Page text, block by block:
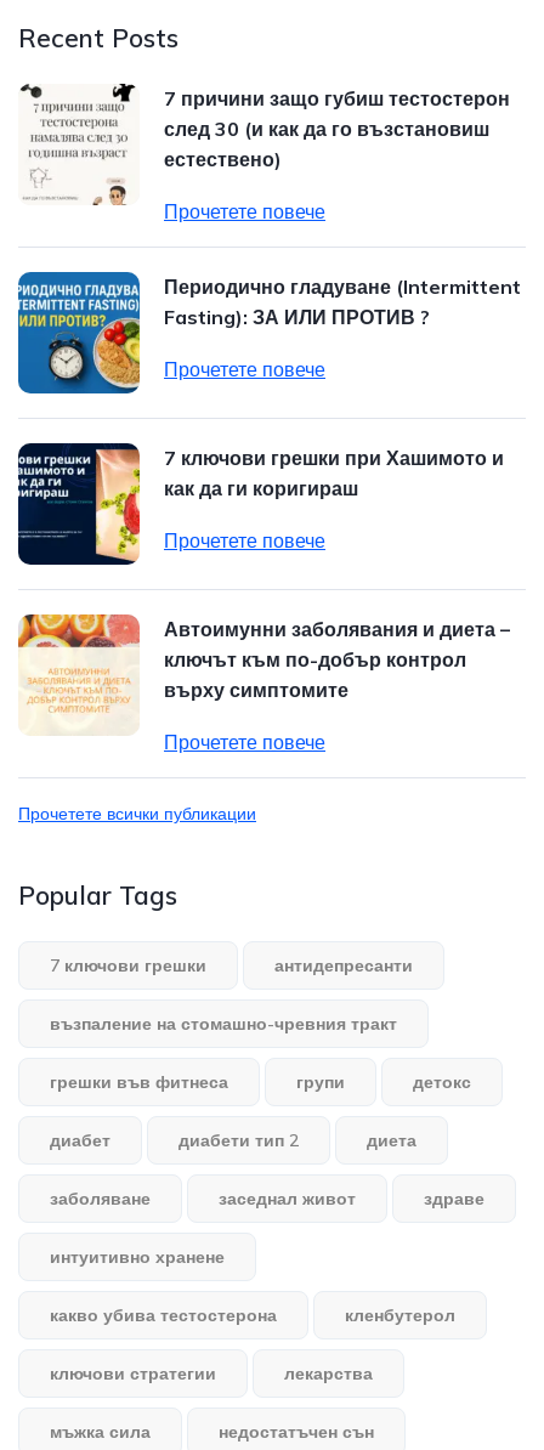
Recent Posts
7 причини защо губиш тестостерон
след 30 (и как да го възстановиш
естествено)
Прочетете повече
Периодично гладуване (Intermittent
Fasting): ЗА ИЛИ ПРОТИВ ?
Прочетете повече
7 ключови грешки при Хашимото и
как да ги коригираш
Прочетете повече
Автоимунни заболявания и диета –
ключът към по-добър контрол
върху симптомите
Прочетете повече
Прочетете всички публикации
Popular Tags
7 ключови грешки антидепресанти
възпаление на стомашно-чревния тракт
грешки във фитнеса групи детокс
диабет диабети тип 2 диета
заболяване заседнал живот здраве
интуитивно хранене
какво убива тестостерона кленбутерол
ключови стратегии лекарства
мъжка сила недостатъчен сън